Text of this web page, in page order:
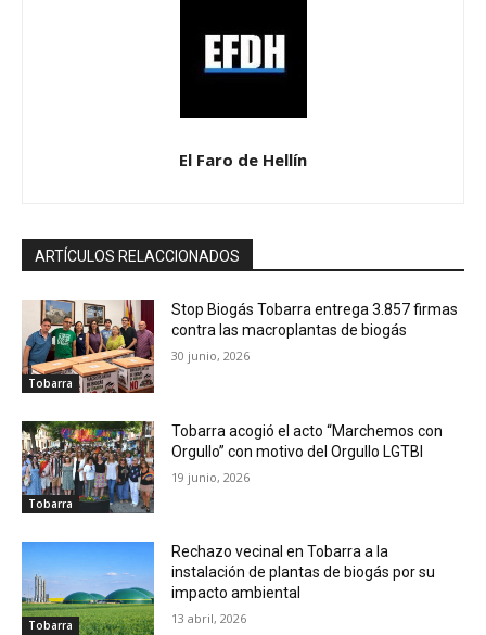
El Faro de Hellín
ARTÍCULOS RELACCIONADOS
Tobarra
Stop Biogás Tobarra entrega 3.857 firmas
contra las macroplantas de biogás
30 junio, 2026
Tobarra
Tobarra acogió el acto “Marchemos con
Orgullo” con motivo del Orgullo LGTBI
19 junio, 2026
Tobarra
Rechazo vecinal en Tobarra a la
instalación de plantas de biogás por su
impacto ambiental
13 abril, 2026